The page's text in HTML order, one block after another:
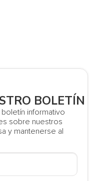
BOLETÍN
informativo
sobre nuestros
y mantenerse al